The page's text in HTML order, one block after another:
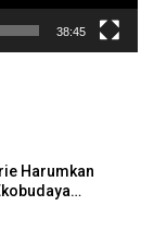
38:45
Harumkan